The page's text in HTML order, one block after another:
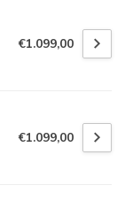
€1.099,00
€1.099,00